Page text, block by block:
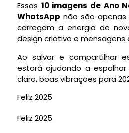
Essas 10 imagens de Ano
WhatsApp não são apenas
carregam a energia de
design criativo e mensagens
Ao salvar e compartilhar
estará ajudando a
claro, boas vibrações para
Feliz 2025
Feliz 2025